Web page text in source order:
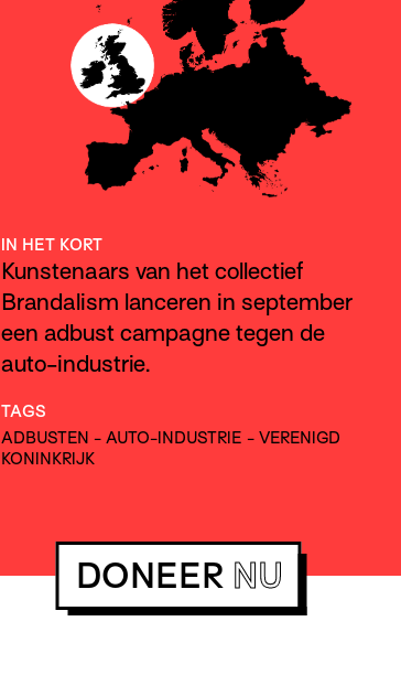
IN HET KORT
Kunstenaars van het collectief
Brandalism lanceren in september
een adbust campagne tegen de
auto-industrie.
TAGS
ADBUSTEN - AUTO-INDUSTRIE - VERENIGD
KONINKRIJK
DONEER NU